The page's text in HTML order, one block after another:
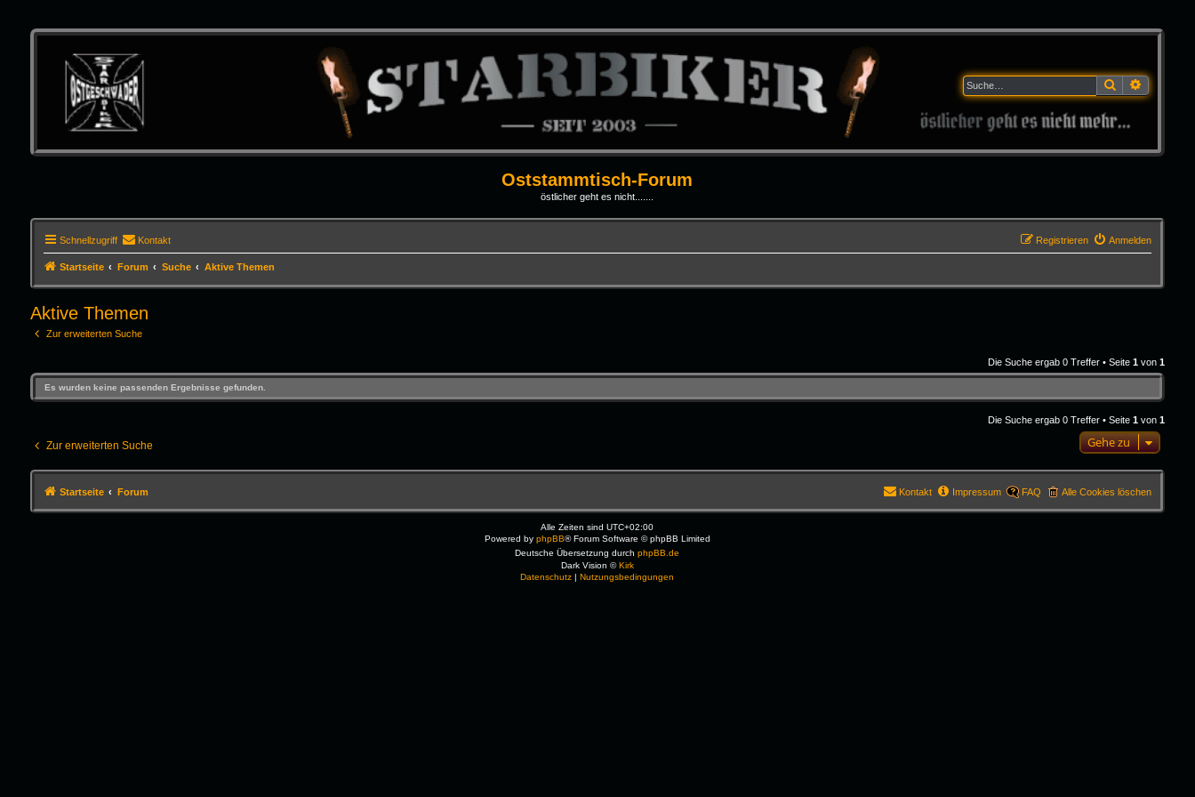
Suche
Oststammtisch-Forum
östlicher geht es nicht.......
Schnellzugriff Kontakt Anmelden
Registrieren
Startseite Forum Suche Aktive Themen
Aktive Themen
Zur erweiterten Suche
Die Suche ergab 0 Treffer • Seite1 von1
Es wurden keine passenden Ergebnisse gefunden.
Die Suche ergab 0 Treffer • Seite1 von1
Zur erweiterten Suche Gehe zu
Startseite Forum Alle Cookies löschen
FAQ
Impressum
Kontakt
Alle Zeiten sindUTC+02:00
Powered by phpBB® Forum Software © phpBB Limited
Deutsche Übersetzung durchphpBB.de
Dark Vision ©Kirk
Datenschutz |Nutzungsbedingungen